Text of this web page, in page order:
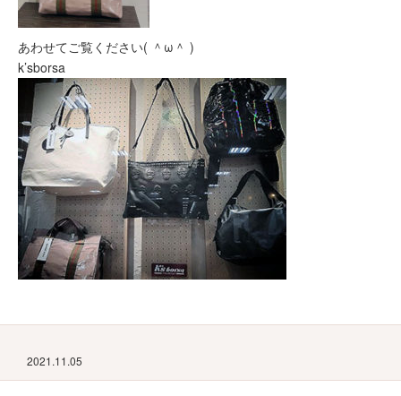
あわせてご覧ください( ＾ω＾ )
k’sborsa
2021.11.05